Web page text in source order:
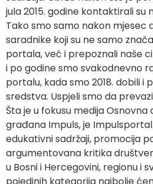
jula 2015. godine kontaktirali su
Tako smo samo nakon mjesec
saradnike koji su ne samo
portala, već i prepoznali naše
i po godine smo svakodnevno
portalu, kada smo 2018. dobili i
sredstva. Uspjeli smo da
Šta je u fokusu medija
građana Impuls, je
edukativni sadržaji, promocija
argumentovana kritika
u Bosni i Hercegovini, regionu i